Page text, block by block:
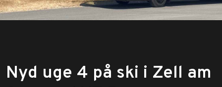
Nyd uge 4 på ski i Zell am